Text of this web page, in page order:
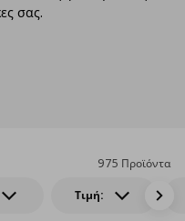
σας.
Τιμή:
975 Προϊόντα